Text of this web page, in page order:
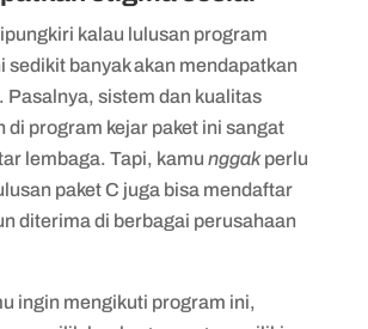
kalau lulusan program
sedikit banyak akan mendapatkan
Pasalnya, sistem dan kualitas
di program kejar paket ini sangat
lembaga. Tapi, kamu nggakperlu
paket C juga bisa mendaftar
diterima di berbagai perusahaan
ingin mengikuti program ini,